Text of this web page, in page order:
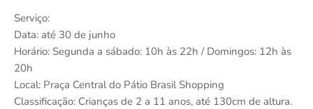
Serviço:
Data: até 30 de junho
Horário: Segunda a sábado: 10h às 22h / Domingos: 12h às
20h
Local: Praça Central do Pátio Brasil Shopping
Classificação: Crianças de 2 a 11 anos, até 130cm de altura.